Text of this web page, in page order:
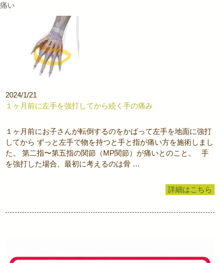
痛い
2024/1/21
１ヶ月前に左手を強打してから続く手の痛み
１ヶ月前にお子さんが転倒するのをかばって左手を地面に強打
してから ずっと左手で物を持つと手と指が痛い方を施術しまし
た。 第二指〜第五指の関節（MP関節）が痛いとのこと。 手
を強打した場合、最初に考えるのは骨 …
詳細はこちら